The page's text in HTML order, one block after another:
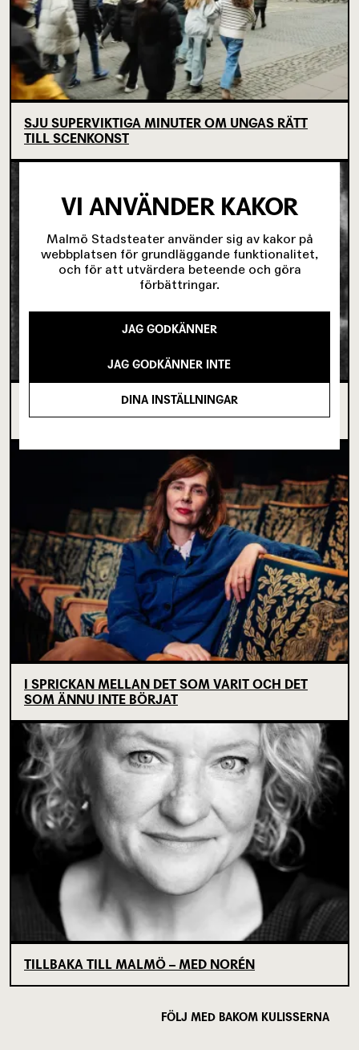
SJU SUPERVIKTIGA MINUTER OM UNGAS RÄTT
TILL SCENKONST
OM TOVE DITLEVSEN OCH
KÖPENHAMNSTRILOGIN
I SPRICKAN MELLAN DET SOM VARIT OCH DET
SOM ÄNNU INTE BÖRJAT
TILLBAKA TILL MALMÖ – MED NORÉN
FÖLJ MED BAKOM KULISSERNA
VI ANVÄNDER KAKOR
Malmö Stadsteater använder sig av kakor på
webbplatsen för grundläggande funktionalitet,
och för att utvärdera beteende och göra
förbättringar.
JAG GODKÄNNER
JAG GODKÄNNER INTE
DINA INSTÄLLNINGAR